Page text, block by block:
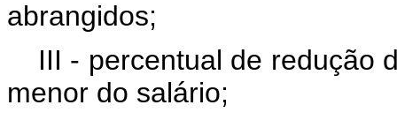
abrangidos;
III - percentual de redução
menor do salário;